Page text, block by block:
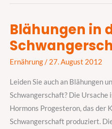
Blähungen in
Ernährung/ 27. August 2012
Leiden Sie auch an Blähungen
Schwangerschaft? Die Ursache
Hormons Progesteron, das der
Schwangerschaft produziert.
Blähungen
in
Schwangerschaft